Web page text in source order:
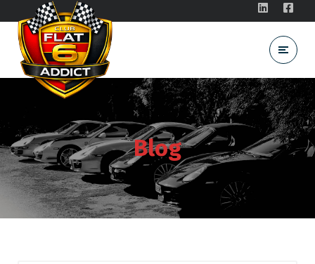
Blog